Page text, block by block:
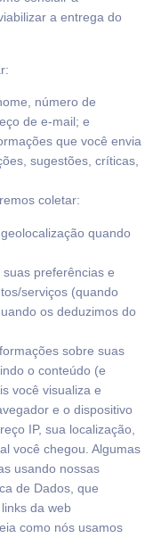
a entrega do
número de
de e-mail; e
que você envia
sugestões, críticas,
coletar:
quando
preferências e
serviços (quando
os deduzimos do
sobre suas
o conteúdo (e
você visualiza e
e o dispositivo
IP, sua localização,
você chegou. Algumas
usando nossas
de Dados, que
da web
como nós usamos